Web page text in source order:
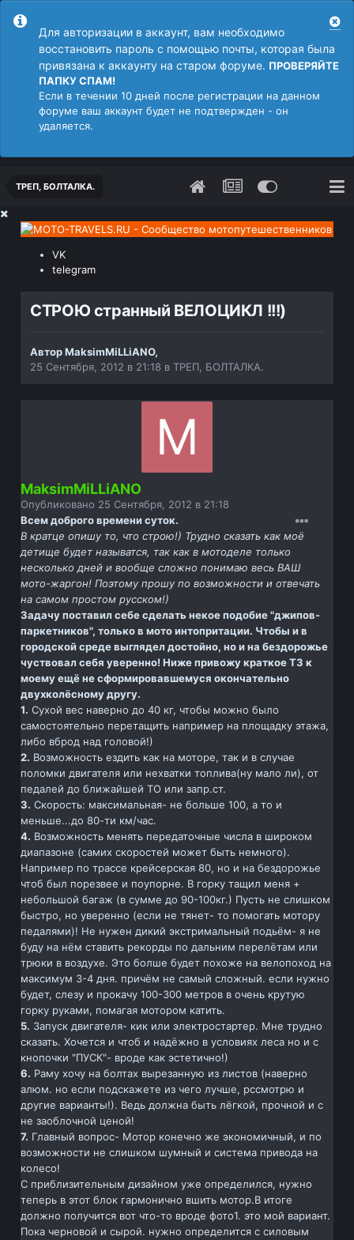
Для авторизации в аккаунт, вам необходимо
восстановить пароль с помощью почты, которая была
привязана к аккаунту на старом форуме. ПРОВЕРЯЙТЕ
ПАПКУ СПАМ!
Если в течении 10 дней после регистрации на данном
форуме ваш аккаунт будет не подтвержден - он
удаляется.
ТРЕП, БОЛТАЛКА.
VK
telegram
СТРОЮ странный ВЕЛОЦИКЛ !!!)
АвторMaksimMiLLiANO,
25 Сентября, 2012 в 21:18 вТРЕП, БОЛТАЛКА.
MaksimMiLLiANO
Опубликовано 25 Сентября, 2012 в 21:18
Всем доброго времени суток.
В кратце опишу то, что строю!) Трудно сказать как моё
детище будет называтся, так как в мотоделе только
несколько дней и вообще сложно понимаю весь ВАШ
мото-жаргон! Поэтому прошу по возможности и отвечать
на самом простом русском!)
Задачу поставил себе сделать некое подобие "джипов-
паркетников", только в мото интопритации. Чтобы и в
городской среде выглядел достойно, но и на бездорожье
чуствовал себя уверенно! Ниже привожу краткое ТЗ к
моему ещё не сформировавшемуся окончательно
двухколёсному другу.
1. Сухой вес наверно до 40 кг, чтобы можно было
самостоятельно перетащить например на площадку этажа,
либо вброд над головой!)
2. Возможность ездить как на моторе, так и в случае
поломки двигателя или нехватки топлива(ну мало ли), от
педалей до ближайшей ТО или запр.ст.
3. Скорость: максимальная- не больше 100, а то и
меньше...до 80-ти км/час.
4. Возможность менять передаточные числа в широком
диапазоне (самих скоростей может быть немного).
Например по трассе крейсерская 80, но и на бездорожье
чтоб был порезвее и поупорне. В горку тащил меня +
небольшой багаж (в сумме до 90-100кг.) Пусть не слишком
быстро, но уверенно (если не тянет- то помогать мотору
педалями)! Не нужен дикий экстримальный подьём- я не
буду на нём ставить рекорды по дальним перелётам или
трюки в воздухе. Это болше будет похоже на велопоход на
максимум 3-4 дня. причём не самый сложный. если нужно
будет, слезу и прокачу 100-300 метров в очень крутую
горку руками, помагая мотором катить.
5. Запуск двигателя- кик или электростартер. Мне трудно
сказать. Хочется и чтоб и надёжно в условиях леса но и с
кнопочки "ПУСК"- вроде как эстетично!)
6. Раму хочу на болтах вырезанную из листов (наверно
алюм. но если подскажете из чего лучше, рссмотрю и
другие варианты!). Ведь должна быть лёгкой, прочной и с
не заоблочной ценой!
7. Главный вопрос- Мотор конечно же экономичный, и по
возможности не слишком шумный и система привода на
колесо!
С приблизительным дизайном уже определился, нужно
теперь в этот блок гармонично вшить мотор.В итоге
должно получится вот что-то вроде фото1. это мой вариант.
Пока черновой и сырой. нужно определится с силовым